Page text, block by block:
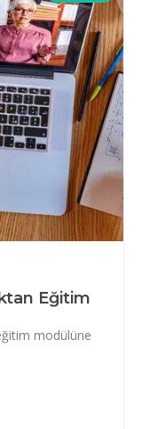
Eğitim
modülüne